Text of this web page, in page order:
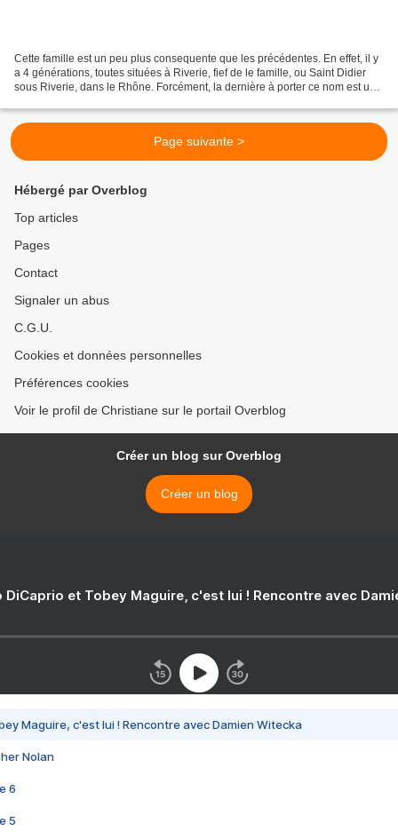
Cette famille est un peu plus consequente que les précédentes. En effet, il y
a 4 générations, toutes situées à Riverie, fief de le famille, ou Saint Didier
sous Riverie, dans le Rhône. Forcément, la dernière à porter ce nom est une
Page suivante >
Hébergé par Overblog
Top articles
Pages
Contact
Signaler un abus
C.G.U.
Cookies et données personnelles
Préférences cookies
Voir le profil de Christiane sur le portail Overblog
Créer un blog sur Overblog
Créer un blog
DiCaprio et Tobey Maguire, c'est lui ! Rencontre avec
Maguire, c'est lui ! Rencontre avec Damien Witecka
Nolan
6
5